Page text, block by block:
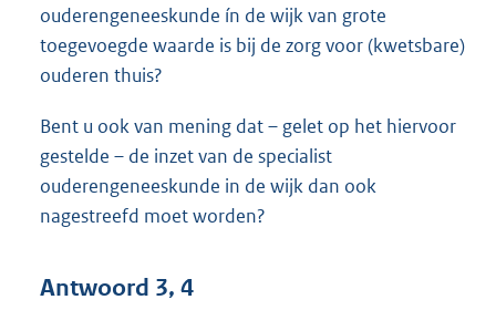
ouderengeneeskunde ín de wijk van grote
toegevoegde waarde is bij de zorg voor (kwetsbare)
ouderen thuis?
Bent u ook van mening dat – gelet op het hiervoor
gestelde – de inzet van de specialist
ouderengeneeskunde in de wijk dan ook
nagestreefd moet worden?
Antwoord 3, 4